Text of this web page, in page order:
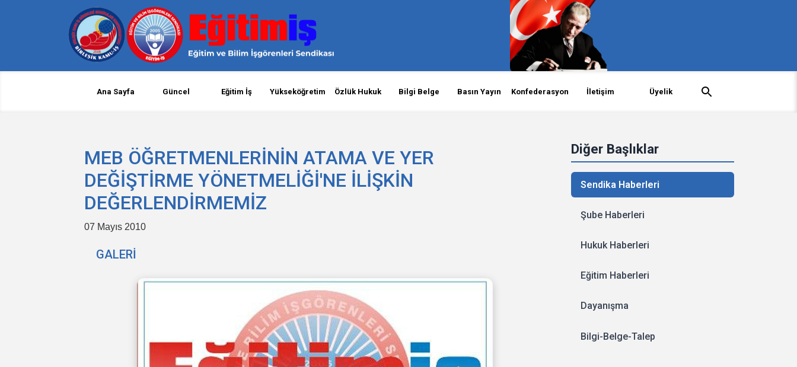
Ana Sayfa Güncel Eğitim İş Yükseköğretim Özlük Hukuk Bilgi Belge Basın Yayın Konfederasyon İletişim Üyelik
Diğer Başlıklar
Sendika Haberleri
Şube Haberleri
Hukuk Haberleri
Eğitim Haberleri
Dayanışma
Bilgi-Belge-Talep
MEB ÖĞRETMENLERİNİN ATAMA VE YER
DEĞİŞTİRME YÖNETMELİĞİ'NE İLİŞKİN
DEĞERLENDİRMEMİZ
07 Mayıs 2010
GALERİ